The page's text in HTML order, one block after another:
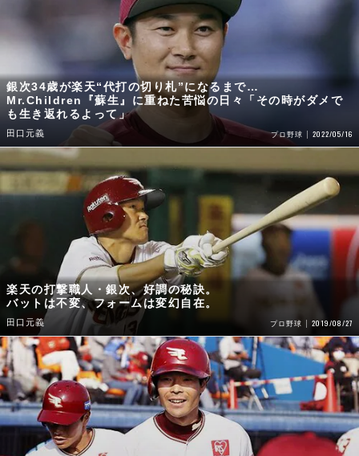
銀次34歳が楽天“代打の切り札”になるまで…
Mr.Children『蘇生』に重ねた苦悩の日々「その時がダメで
も生き返れるよって」
田口元義 プロ野球 2022/05/16
楽天の打撃職人・銀次、好調の秘訣。
バットは不変、フォームは変幻自在。
田口元義 プロ野球 2019/08/27